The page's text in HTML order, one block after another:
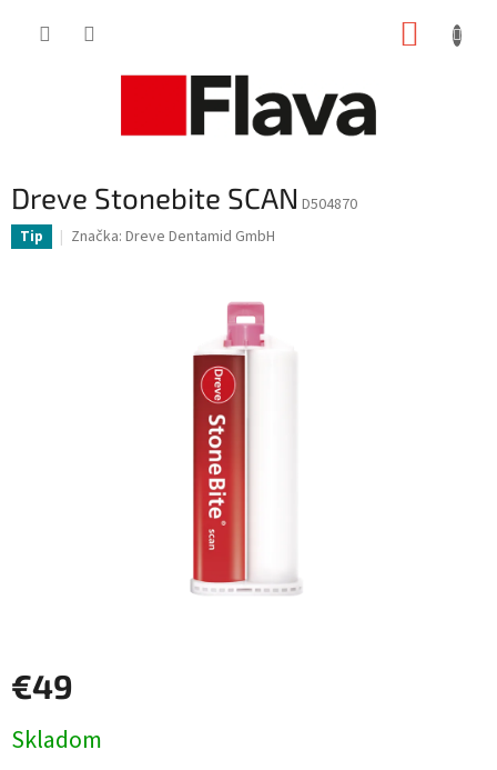
Dreve Stonebite SCAN D504870
Tip Značka: Dreve Dentamid GmbH
€49
cena:
Skladom